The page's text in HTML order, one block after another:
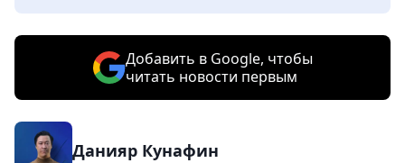
Добавить в Google, чтобы
читать новости первым
Данияр Кунафин